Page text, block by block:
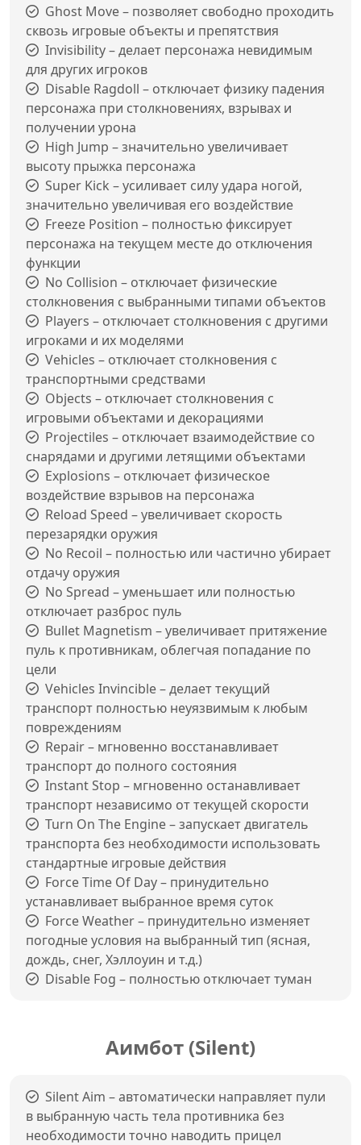
Ghost Move – позволяет свободно проходить
сквозь игровые объекты и препятствия
Invisibility – делает персонажа невидимым
для других игроков
Disable Ragdoll – отключает физику падения
персонажа при столкновениях, взрывах и
получении урона
High Jump – значительно увеличивает
высоту прыжка персонажа
Super Kick – усиливает силу удара ногой,
значительно увеличивая его воздействие
Freeze Position – полностью фиксирует
персонажа на текущем месте до отключения
функции
No Collision – отключает физические
столкновения с выбранными типами объектов
Players – отключает столкновения с другими
игроками и их моделями
Vehicles – отключает столкновения с
транспортными средствами
Objects – отключает столкновения с
игровыми объектами и декорациями
Projectiles – отключает взаимодействие со
снарядами и другими летящими объектами
Explosions – отключает физическое
воздействие взрывов на персонажа
Reload Speed – увеличивает скорость
перезарядки оружия
No Recoil – полностью или частично убирает
отдачу оружия
No Spread – уменьшает или полностью
отключает разброс пуль
Bullet Magnetism – увеличивает притяжение
пуль к противникам, облегчая попадание по
цели
Vehicles Invincible – делает текущий
транспорт полностью неуязвимым к любым
повреждениям
Repair – мгновенно восстанавливает
транспорт до полного состояния
Instant Stop – мгновенно останавливает
транспорт независимо от текущей скорости
Turn On The Engine – запускает двигатель
транспорта без необходимости использовать
стандартные игровые действия
Force Time Of Day – принудительно
устанавливает выбранное время суток
Force Weather – принудительно изменяет
погодные условия на выбранный тип (ясная,
дождь, снег, Хэллоуин и т.д.)
Disable Fog – полностью отключает туман
Аимбот (Silent)
Silent Aim – автоматически направляет пули
в выбранную часть тела противника без
необходимости точно наводить прицел